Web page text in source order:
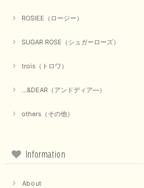
2025/09/18
ラックなので、カジュアルからきれいめ
ると幸いです。 ありがとうござ
しております。
ROSIEE（ロージー）
SUGAR ROSE（シュガーローズ）
trois（トロワ）
...&DEAR（アンドディア―）
others（その他）
Information
About